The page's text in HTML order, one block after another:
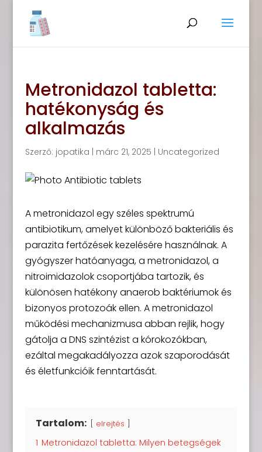
Metronidazol tabletta:
hatékonyság és
alkalmazás
Szerző: jopatika márc 21, 2025 Uncategorized
A metronidazol egy széles spektrumú
antibiotikum, amelyet különböző bakteriális és
parazita fertőzések kezelésére használnak. A
gyógyszer hatóanyaga, a metronidazol, a
nitroimidazolok csoportjába tartozik, és
különösen hatékony anaerob baktériumok és
bizonyos protozoák ellen. A metronidazol
működési mechanizmusa abban rejlik, hogy
gátolja a DNS szintézist a kórokozókban,
ezáltal megakadályozza azok szaporodását
és életfunkcióik fenntartását.
Tartalom: elrejtés
1 Metronidazol tabletta: Milyen betegségek